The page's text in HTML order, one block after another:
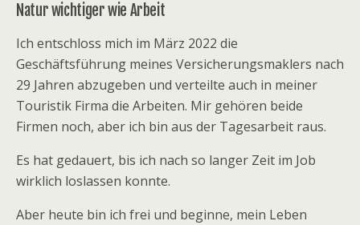
Natur wichtiger wie Arbeit
Ich entschloss mich im März 2022 die
Geschäftsführung meines Versicherungsmaklers nach
29 Jahren abzugeben und verteilte auch in meiner
Touristik Firma die Arbeiten. Mir gehören beide
Firmen noch, aber ich bin aus der Tagesarbeit raus.
Es hat gedauert, bis ich nach so langer Zeit im Job
wirklich loslassen konnte.
Aber heute bin ich frei und beginne, mein Leben